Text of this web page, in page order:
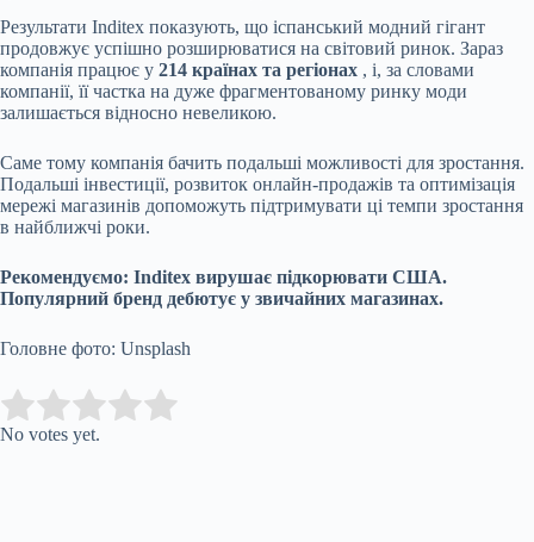
Результати Inditex показують, що іспанський модний гігант
продовжує успішно розширюватися на світовий ринок. Зараз
компанія працює у 214 країнах та регіонах , і, за словами
компанії, її частка на дуже фрагментованому ринку моди
залишається відносно невеликою.
Саме тому компанія бачить подальші можливості для зростання.
Подальші інвестиції, розвиток онлайн-продажів та оптимізація
мережі магазинів допоможуть підтримувати ці темпи зростання
в найближчі роки.
Рекомендуємо: Inditex вирушає підкорювати США.
Популярний бренд дебютує у звичайних магазинах.
Головне фото: Unsplash
Rate this item:
No votes yet.